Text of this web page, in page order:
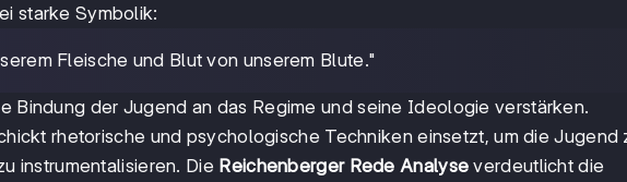
starke Symbolik:
Fleische und Blut von unserem Blute."
Bindung der Jugend an das Regime und seine Ideologie verstärken.
rhetorische und psychologische Techniken einsetzt, um die Jugend
instrumentalisieren. Die Reichenberger Rede Analyse verdeutlicht die